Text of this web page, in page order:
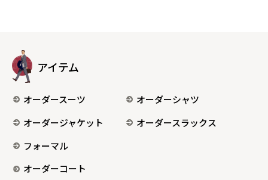
アイテム
オーダースーツ
オーダーシャツ
オーダージャケット
オーダースラックス
フォーマル
オーダーコート